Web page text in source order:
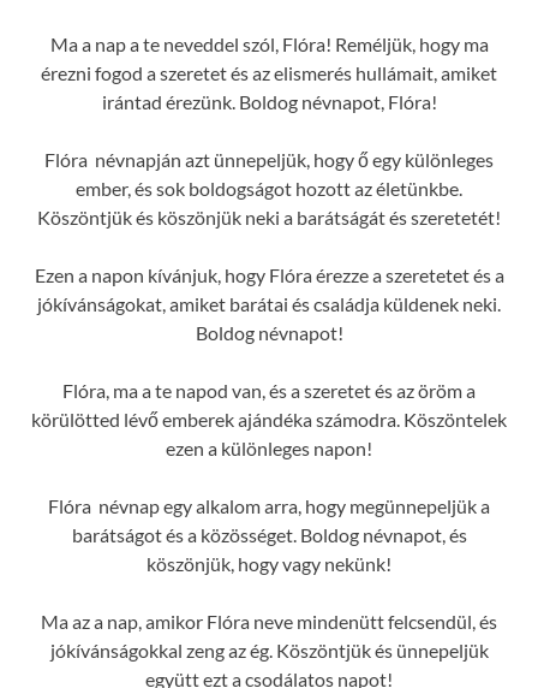
Ma a nap a te neveddel szól, Flóra! Reméljük, hogy ma
érezni fogod a szeretet és az elismerés hullámait, amiket
irántad érezünk. Boldog névnapot, Flóra!
Flóra névnapján azt ünnepeljük, hogy ő egy különleges
ember, és sok boldogságot hozott az életünkbe.
Köszöntjük és köszönjük neki a barátságát és szeretetét!
Ezen a napon kívánjuk, hogy Flóra érezze a szeretetet és a
jókívánságokat, amiket barátai és családja küldenek neki.
Boldog névnapot!
Flóra, ma a te napod van, és a szeretet és az öröm a
körülötted lévő emberek ajándéka számodra. Köszöntelek
ezen a különleges napon!
Flóra névnap egy alkalom arra, hogy megünnepeljük a
barátságot és a közösséget. Boldog névnapot, és
köszönjük, hogy vagy nekünk!
Ma az a nap, amikor Flóra neve mindenütt felcsendül, és
jókívánságokkal zeng az ég. Köszöntjük és ünnepeljük
együtt ezt a csodálatos napot!